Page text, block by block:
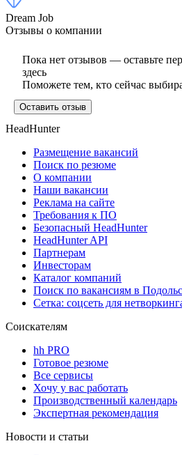
Dream Job
Отзывы о компании
Пока нет отзывов — оставьте
здесь
Поможете тем, кто сейчас
Оставить отзыв
HeadHunter
Размещение вакансий
Поиск по резюме
О компании
Наши вакансии
Реклама на сайте
Требования к ПО
Безопасный HeadHunter
HeadHunter API
Партнерам
Инвесторам
Каталог компаний
Поиск по вакансиям в
Сетка: соцсеть для
Соискателям
hh PRO
Готовое резюме
Все сервисы
Хочу у вас работать
Производственный календарь
Экспертная рекомендация
Новости и статьи